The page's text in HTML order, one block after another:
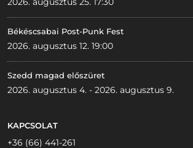
Békéscsabai Post-Punk Fest
2026. augusztus 12. 19:00
Szedd magad előszüret
2026. augusztus 4. - 2026. augusztus 9.
KAPCSOLAT
+36 (66) 441-261